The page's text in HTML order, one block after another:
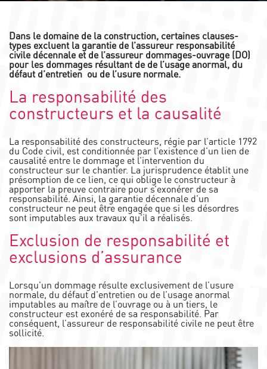
Dans le domaine de la construction, certaines clauses-
types excluent la garantie de l’assureur responsabilité
civile décennale et de l’assureur dommages-ouvrage (DO)
pour les dommages résultant de de l’usage anormal, du
défaut d’entretien ou de l’usure normale.
La responsabilité des
constructeurs et la causalité
La responsabilité des constructeurs, régie par l’article 1792
du Code civil, est conditionnée par l’existence d’un lien de
causalité entre le dommage et l’intervention du
constructeur sur le chantier. La jurisprudence établit une
présomption de ce lien, ce qui oblige le constructeur à
apporter la preuve contraire pour s’exonérer de sa
responsabilité. Ainsi, la garantie décennale d’un
constructeur ne peut être engagée que si les désordres
sont imputables aux travaux qu’il a réalisés.
Exclusion de responsabilité et
exclusions d’assurance
Lorsqu’un dommage résulte exclusivement de l’usure
normale, du défaut d’entretien ou de l’usage anormal
imputables au maître de l’ouvrage ou à un tiers, le
constructeur est exonéré de sa responsabilité. Par
conséquent, l’assureur de responsabilité civile ne peut être
sollicité.